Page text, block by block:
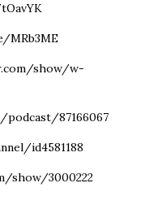
MRb3ME
show/w-
87166067
id4581188
show/3000222